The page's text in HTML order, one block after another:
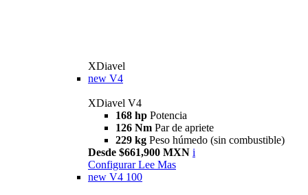
XDiavel
new V4
XDiavel V4
168 hp Potencia
126 Nm Par de apriete
229 kg Peso húmedo (sin combustible)
Desde $661,900 MXN i
Configurar Lee Mas
new V4 100